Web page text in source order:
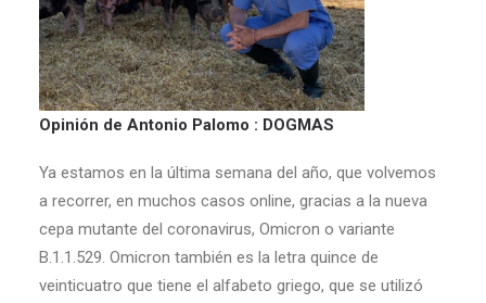
Opinión de Antonio Palomo : DOGMAS
Ya estamos en la última semana del año, que volvemos
a recorrer, en muchos casos online, gracias a la nueva
cepa mutante del coronavirus, Omicron o variante
B.1.1.529. Omicron también es la letra quince de
veinticuatro que tiene el alfabeto griego, que se utilizó